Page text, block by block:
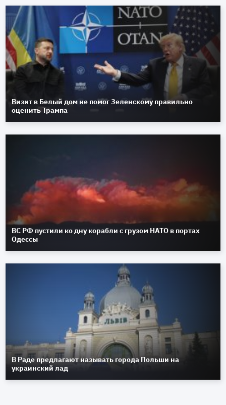
Визит в Белый дом не помог Зеленскому правильно
оценить Трампа
ВС РФ пустили ко дну корабли с грузом НАТО в портах
Одессы
В Раде предлагают называть города Польши на
украинский лад